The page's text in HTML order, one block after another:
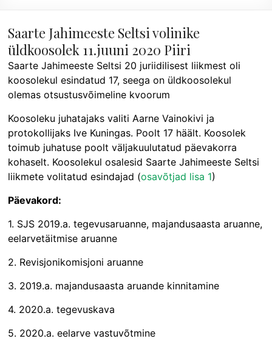
Saarte Jahimeeste Seltsi volinike
üldkoosolek 11.juuni 2020 Piiri
Saarte Jahimeeste Seltsi 20 juriidilisest liikmest oli
koosolekul esindatud 17, seega on üldkoosolekul
olemas otsustusvõimeline kvoorum
Koosoleku juhatajaks valiti Aarne Vainokivi ja
protokollijaks Ive Kuningas. Poolt 17 häält. Koosolek
toimub juhatuse poolt väljakuulutatud päevakorra
kohaselt. Koosolekul osalesid Saarte Jahimeeste Seltsi
liikmete volitatud esindajad (osavõtjad lisa 1)
Päevakord:
1. SJS 2019.a. tegevusaruanne, majandusaasta aruanne,
eelarvetäitmise aruanne
2. Revisjonikomisjoni aruanne
3. 2019.a. majandusaasta aruande kinnitamine
4. 2020.a. tegevuskava
5. 2020.a. eelarve vastuvõtmine